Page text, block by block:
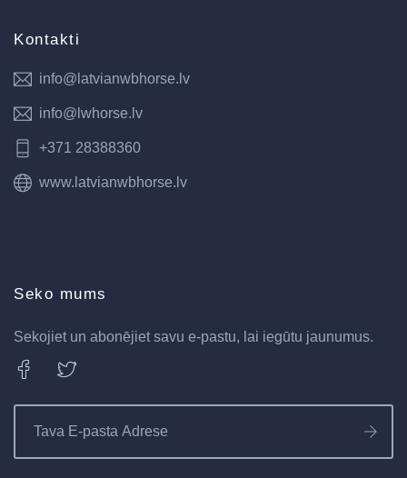
Kontakti
info@latvianwbhorse.lv
info@lwhorse.lv
+371 28388360
www.latvianwbhorse.lv
Seko mums
Sekojiet un abonējiet savu e-pastu, lai iegūtu jaunumus.